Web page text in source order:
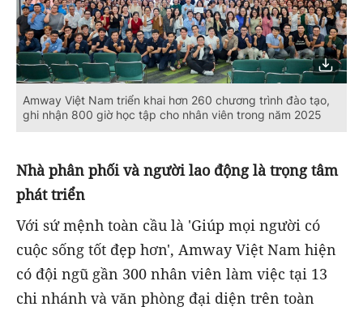
Amway Việt Nam triển khai hơn 260 chương trình đào tạo,
ghi nhận 800 giờ học tập cho nhân viên trong năm 2025
Nhà phân phối và người lao động là trọng tâm
phát triển
Với sứ mệnh toàn cầu là 'Giúp mọi người có
cuộc sống tốt đẹp hơn', Amway Việt Nam hiện
có đội ngũ gần 300 nhân viên làm việc tại 13
chi nhánh và văn phòng đại diện trên toàn